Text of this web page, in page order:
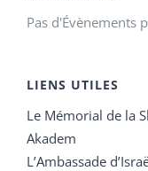
Pas d'Évènements
LIENS UTILES
Le Mémorial de la
Akadem
L’Ambassade